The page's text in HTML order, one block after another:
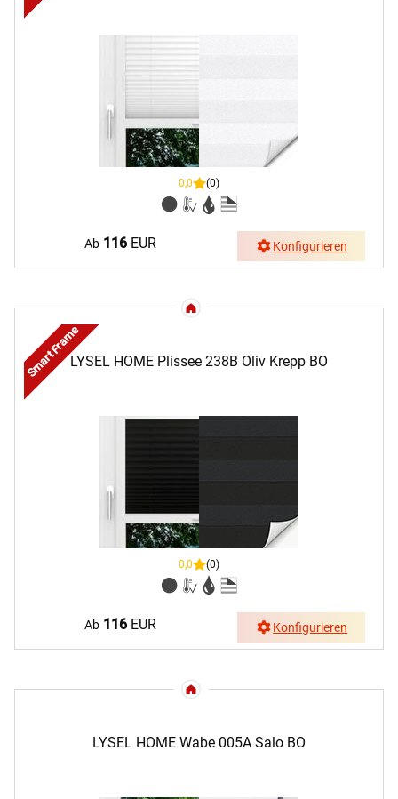
0,0 (0)
Ab 116EUR Konfigurieren
LYSEL HOME Plissee 238B Oliv Krepp BO
Smart Frame
0,0 (0)
Ab 116EUR Konfigurieren
LYSEL HOME Wabe 005A Salo BO